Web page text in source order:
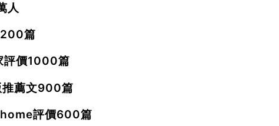
人
200篇
評價1000篇
薦文900篇
評價600篇